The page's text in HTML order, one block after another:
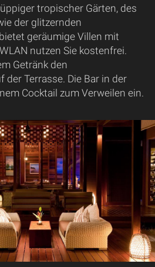
tropischer Gärten, des
der glitzernden
geräumige Villen mit
nutzen Sie kostenfrei.
Getränk den
der Terrasse. Die Bar in der
Cocktail zum Verweilen ein.